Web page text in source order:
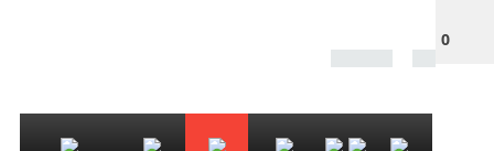
0